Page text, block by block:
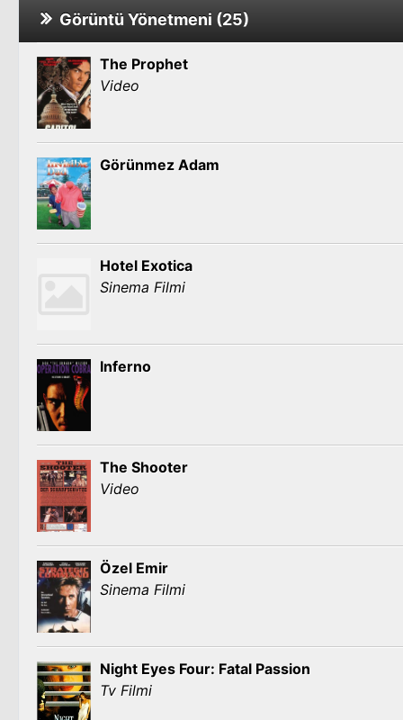
Görüntü Yönetmeni (25)
The Prophet
Video
Görünmez Adam
Hotel Exotica
Sinema Filmi
Inferno
The Shooter
Video
Özel Emir
Sinema Filmi
Night Eyes Four: Fatal Passion
Tv Filmi